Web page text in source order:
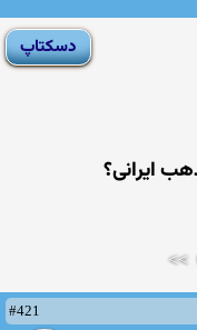
ایرانی؟
>>
#421